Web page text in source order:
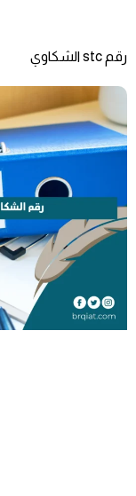
رقم stc الشكاوي